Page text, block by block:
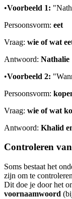
•Voorbeeld 1:
Persoonsvorm: eet
Vraag: wie of wat
Antwoord: Nathalie
•Voorbeeld 2:
Persoonsvorm:
Vraag: wie of wat
Antwoord: Khalid
Controleren
Soms bestaat het
zijn om te
Dit doe je door het
voornaamwoord